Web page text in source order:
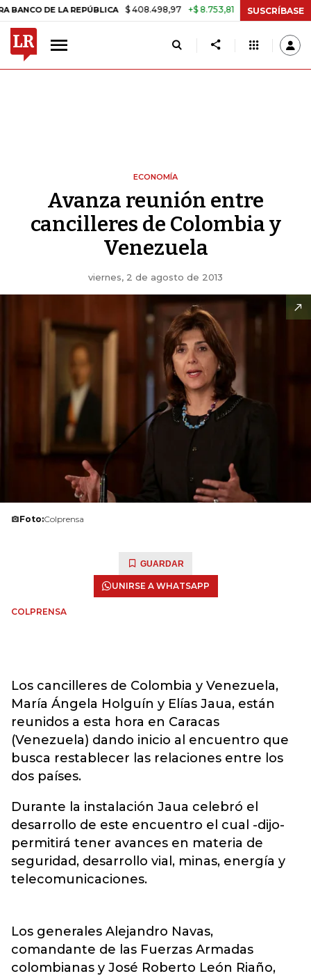
DE LA REPÚBLICA $ 408.498,97 +$ 8.753,81 +2,19% TASA DE
SUSCRÍBASE
ECONOMÍA
Avanza reunión entre
cancilleres de Colombia y
Venezuela
viernes, 2 de agosto de 2013
Foto:Colprensa
GUARDAR
UNIRSE A WHATSAPP
COLPRENSA
Los cancilleres de Colombia y Venezuela,
María Ángela Holguín y Elías Jaua, están
reunidos a esta hora en Caracas
(Venezuela) dando inicio al encuentro que
busca restablecer las relaciones entre los
dos países.
Durante la instalación Jaua celebró el
desarrollo de este encuentro el cual -dijo-
permitirá tener avances en materia de
seguridad, desarrollo vial, minas, energía y
telecomunicaciones.
Los generales Alejandro Navas,
comandante de las Fuerzas Armadas
colombianas y José Roberto León Riaño,